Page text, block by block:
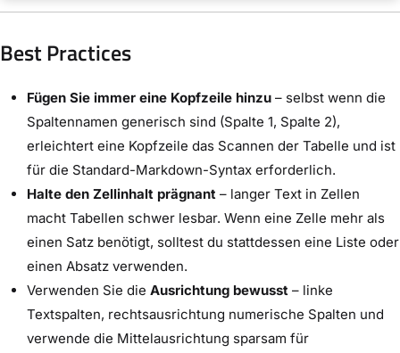
Best Practices
Fügen Sie immer eine Kopfzeile hinzu – selbst wenn die
Spaltennamen generisch sind (Spalte 1, Spalte 2),
erleichtert eine Kopfzeile das Scannen der Tabelle und ist
für die Standard-Markdown-Syntax erforderlich.
Halte den Zellinhalt prägnant – langer Text in Zellen
macht Tabellen schwer lesbar. Wenn eine Zelle mehr als
einen Satz benötigt, solltest du stattdessen eine Liste oder
einen Absatz verwenden.
Verwenden Sie die Ausrichtung bewusst – linke
Textspalten, rechtsausrichtung numerische Spalten und
verwende die Mittelausrichtung sparsam für